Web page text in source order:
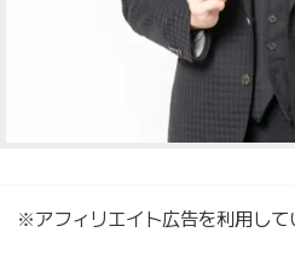
※アフィリエイト広告を利用して